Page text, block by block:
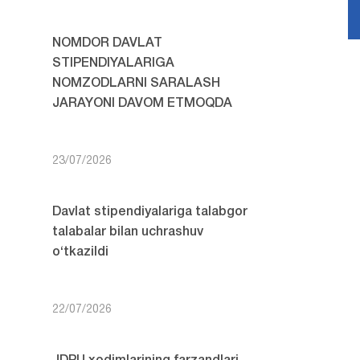
NOMDOR DAVLAT
STIPENDIYALARIGA
NOMZODLARNI SARALASH
JARAYONI DAVOM ETMOQDA
23/07/2026
Davlat stipendiyalariga talabgor
talabalar bilan uchrashuv
o‘tkazildi
22/07/2026